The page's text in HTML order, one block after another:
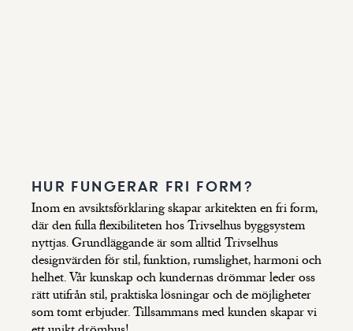
HUR FUNGERAR FRI FORM?
Inom en avsiktsförklaring skapar arkitekten en fri form,
där den fulla flexibiliteten hos Trivselhus byggsystem
nyttjas. Grundläggande är som alltid Trivselhus
designvärden för stil, funktion, rumslighet, harmoni och
helhet. Vår kunskap och kundernas drömmar leder oss
rätt utifrån stil, praktiska lösningar och de möjligheter
som tomt erbjuder. Tillsammans med kunden skapar vi